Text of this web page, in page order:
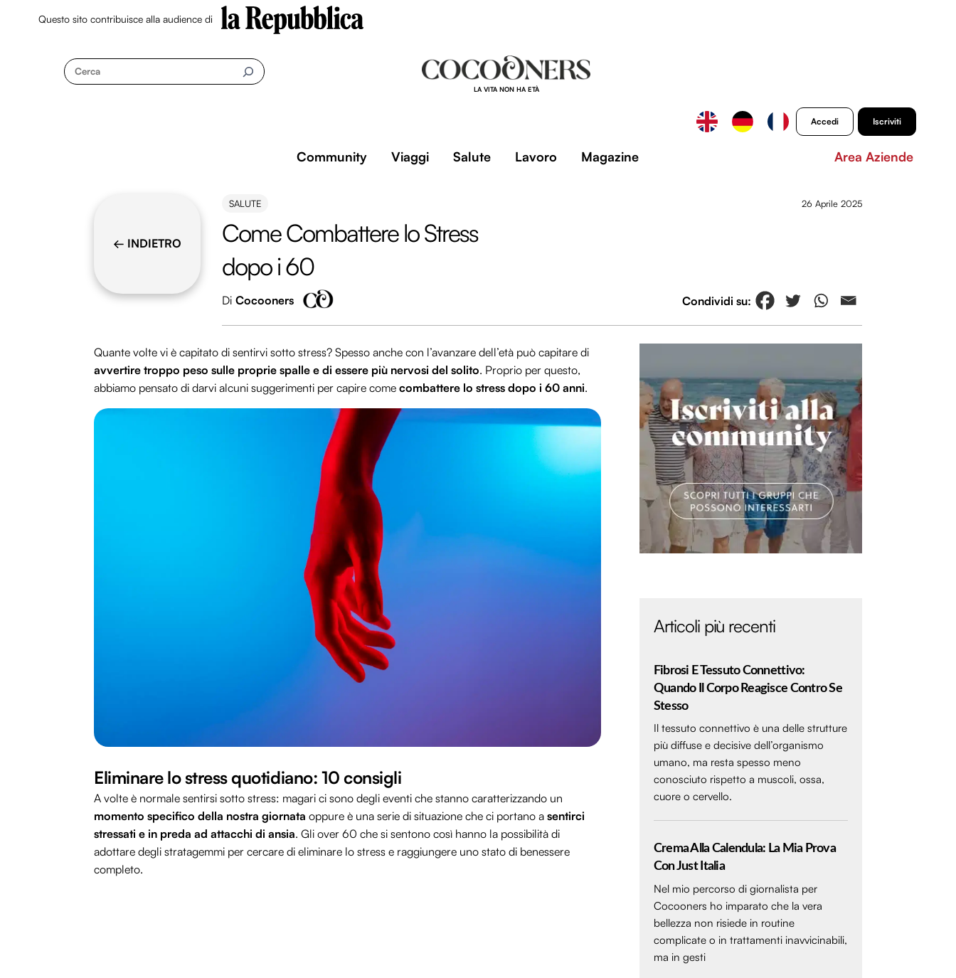
Questo sito contribuisce alla audience di
Cerca
LA VITA NON HA ETÀ
Accedi Iscriviti
Community Viaggi Salute Lavoro Magazine Area Aziende
← INDIETRO
SALUTE 26 Aprile 2025
Come Combattere lo Stress
dopo i 60
Di Cocooners
Quante volte vi è capitato di sentirvi sotto stress? Spesso anche con l’avanzare dell’età può capitare di
avvertire troppo peso sulle proprie spalle e di essere più nervosi del solito. Proprio per questo,
abbiamo pensato di darvi alcuni suggerimenti per capire come combattere lo stress dopo i 60 anni.
Eliminare lo stress quotidiano: 10 consigli
A volte è normale sentirsi sotto stress: magari ci sono degli eventi che stanno caratterizzando un
momento specifico della nostra giornata oppure è una serie di situazione che ci portano a sentirci
stressati e in preda ad attacchi di ansia. Gli over 60 che si sentono così hanno la possibilità di
adottare degli stratagemmi per cercare di eliminare lo stress e raggiungere uno stato di benessere
completo.
Articoli più recenti
Fibrosi E Tessuto Connettivo:
Quando Il Corpo Reagisce Contro Se
Stesso
Il tessuto connettivo è una delle strutture
più diffuse e decisive dell’organismo
umano, ma resta spesso meno
conosciuto rispetto a muscoli, ossa,
cuore o cervello.
Crema Alla Calendula: La Mia Prova
Con Just Italia
Nel mio percorso di giornalista per
Cocooners ho imparato che la vera
bellezza non risiede in routine
complicate o in trattamenti inavvicinabili,
ma in gesti